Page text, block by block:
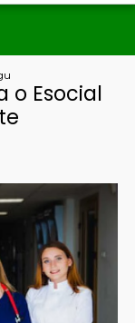
para o esocial
o Esocial